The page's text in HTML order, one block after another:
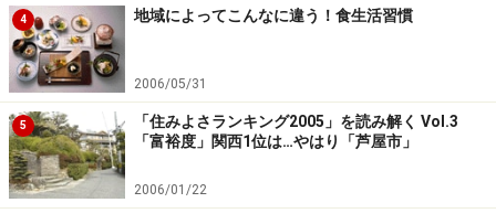
すい街」選びのポイントとなりますね。
次のページでは、保育所の待機児問題やお得なサービス
を紹介ましょう！
※記事内容は執筆時点のものです。最新の内容をご確認くださ
い。
4 地域によってこんなに違う！食生活習慣
2006/05/31
5
「住みよさランキング2005」を読み解く Vol.3
「富裕度」関西1位は…やはり「芦屋市」
2006/01/22